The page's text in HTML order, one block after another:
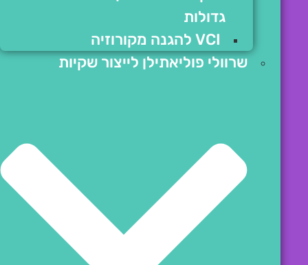
גדולות
VCI להגנה מקורוזיה
שרוולי פוליאתילן לייצור שקיות